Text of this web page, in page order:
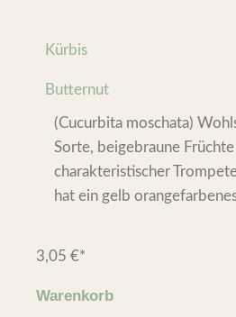
Kürbis
Butternut
(Cucurbita moschata)
Sorte, beigebraune
charakteristischer
hat ein gelb
3,05 €*
Warenkorb